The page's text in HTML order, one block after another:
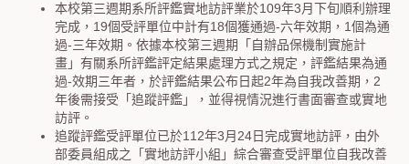
本校第三週期系所評鑑實地訪評業於109年3月下旬順利辦理
完成，19個受評單位中計有18個獲通過-六年效期，1個為通
過-三年效期。依據本校第三週期「自辦品保機制實施計
畫」有關系所評鑑評定結果處理方式之規定，評鑑結果為通
過-效期三年者，於評鑑結果公布日起2年為自我改善期，2
年後需接受「追蹤評鑑」，並得視情況進行書面審查或實地
訪評。
追蹤評鑑受評單位已於112年3月24日完成實地訪評，由外
部委員組成之「實地訪評小組」綜合審查受評單位自我改善